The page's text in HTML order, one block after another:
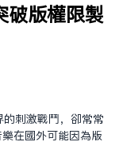
破版权限制
刺激战斗，却常常
在国外可能因为版